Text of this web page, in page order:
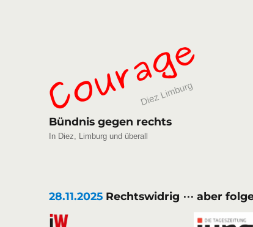
Bündnis gegen rechts
In Diez, Limburg und überall
28.11.2025 Rechtswidrig ⋯ aber